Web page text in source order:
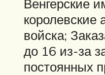
Венгерские
королевские
войска;
до 16 из-за
постоянных